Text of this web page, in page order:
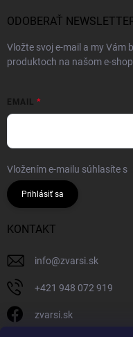
ODOBERAŤ
Vložte svoj e-mail a my Vám
produktoch na našom e-
EMAIL
Vložením e-mailu súhlasíte s
Prihlásiť sa
KONTAKT
info@zvarsi.sk
+421 948 072 919
zvarsi.sk